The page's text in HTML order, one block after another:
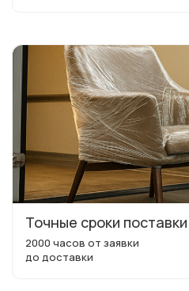
Точные сроки поставки
2000 часов от заявки
до доставки